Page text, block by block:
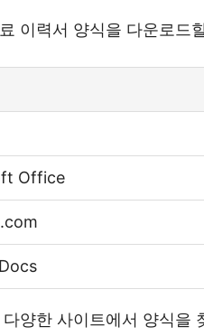
이력서 양식을 다운로드
Office
양한 사이트에서 양식을